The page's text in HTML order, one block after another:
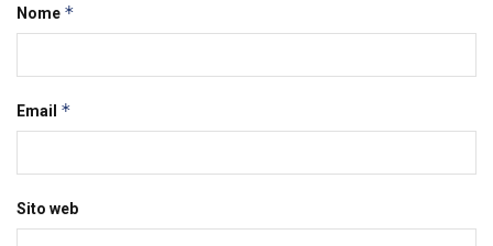
Nome *
Email *
Sito web